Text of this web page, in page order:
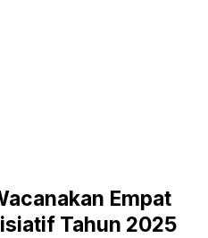
Empat
Tahun 2025